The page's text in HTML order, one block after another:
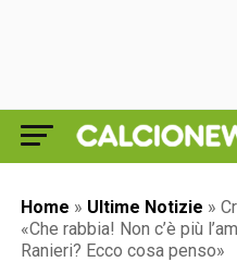
Home » Ultime Notizie »
«Che rabbia! Non c’è più
Ranieri? Ecco cosa penso»